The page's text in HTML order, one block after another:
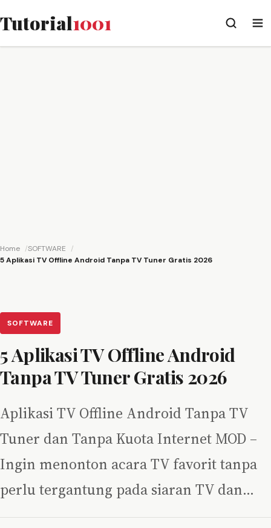
Tutorial1001
Home
SOFTWARE
5 Aplikasi TV Offline Android Tanpa TV Tuner Gratis 2026
SOFTWARE
5 Aplikasi TV Offline Android
Tanpa TV Tuner Gratis 2026
Aplikasi TV Offline Android Tanpa TV
Tuner dan Tanpa Kuota Internet MOD –
Ingin menonton acara TV favorit tanpa
perlu tergantung pada siaran TV dan…